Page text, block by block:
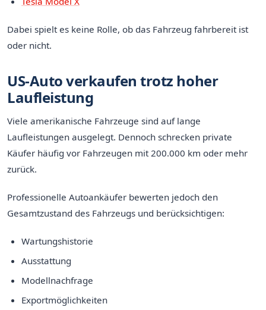
Dabei spielt es keine Rolle, ob das Fahrzeug fahrbereit ist
oder nicht.
US-Auto verkaufen trotz hoher
Laufleistung
Viele amerikanische Fahrzeuge sind auf lange
Laufleistungen ausgelegt. Dennoch schrecken private
Käufer häufig vor Fahrzeugen mit 200.000 km oder mehr
zurück.
Professionelle Autoankäufer bewerten jedoch den
Gesamtzustand des Fahrzeugs und berücksichtigen:
Wartungshistorie
Ausstattung
Modellnachfrage
Exportmöglichkeiten